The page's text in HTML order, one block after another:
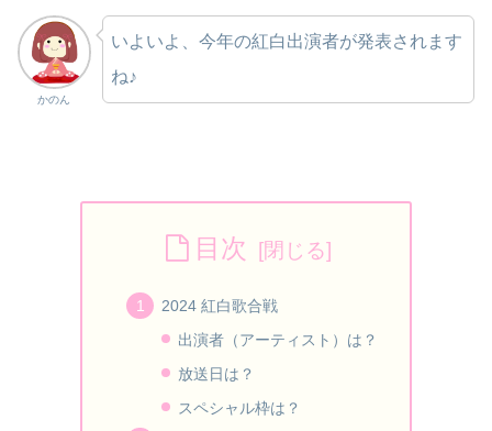
かのん
いよいよ、今年の紅白出演者が発表されます
ね♪
目次
2024 紅白歌合戦
出演者（アーティスト）は？
放送日は？
スペシャル枠は？